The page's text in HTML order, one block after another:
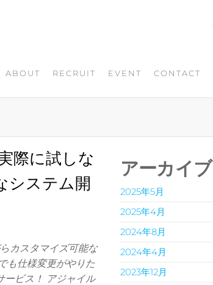
ABOUT RECRUIT EVENT CONTACT
際に試しな
システム開
カスタマイズ可能な
も仕様変更がやりた
ービス！ アジャイル
アーカイブ
2025年5月
2025年4月
2024年8月
2024年4月
2023年12月